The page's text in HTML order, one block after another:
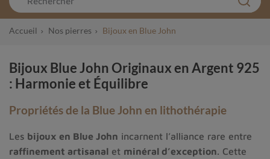
Accueil Nos pierres Bijoux en Blue John
Bijoux Blue John Originaux en Argent 925
: Harmonie et Équilibre
Propriétés de la Blue John en lithothérapie
Les bijoux en Blue John incarnent l’alliance rare entre
raffinement artisanal et minéral d’exception. Cette